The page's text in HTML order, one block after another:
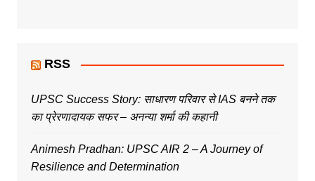
RSS
UPSC Success Story: साधारण परिवार से IAS बनने तक
का प्रेरणादायक सफर – अनन्या शर्मा की कहानी
Animesh Pradhan: UPSC AIR 2 – A Journey of
Resilience and Determination